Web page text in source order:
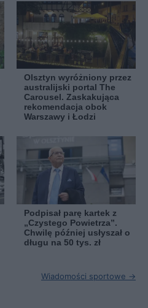
Olsztyn wyróżniony przez
australijski portal The
Carousel. Zaskakująca
rekomendacja obok
Warszawy i Łodzi
Podpisał parę kartek z
„Czystego Powietrza”.
Chwilę później usłyszał o
długu na 50 tys. zł
Wiadomości sportowe →